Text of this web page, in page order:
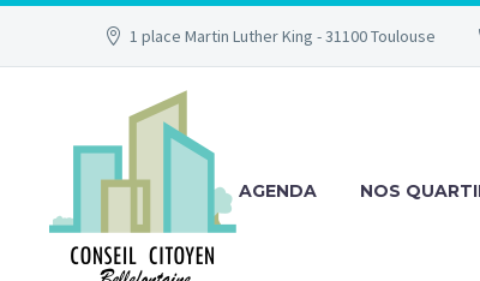
1 place Martin Luther King - 31100 Toulouse
AGENDA NOS